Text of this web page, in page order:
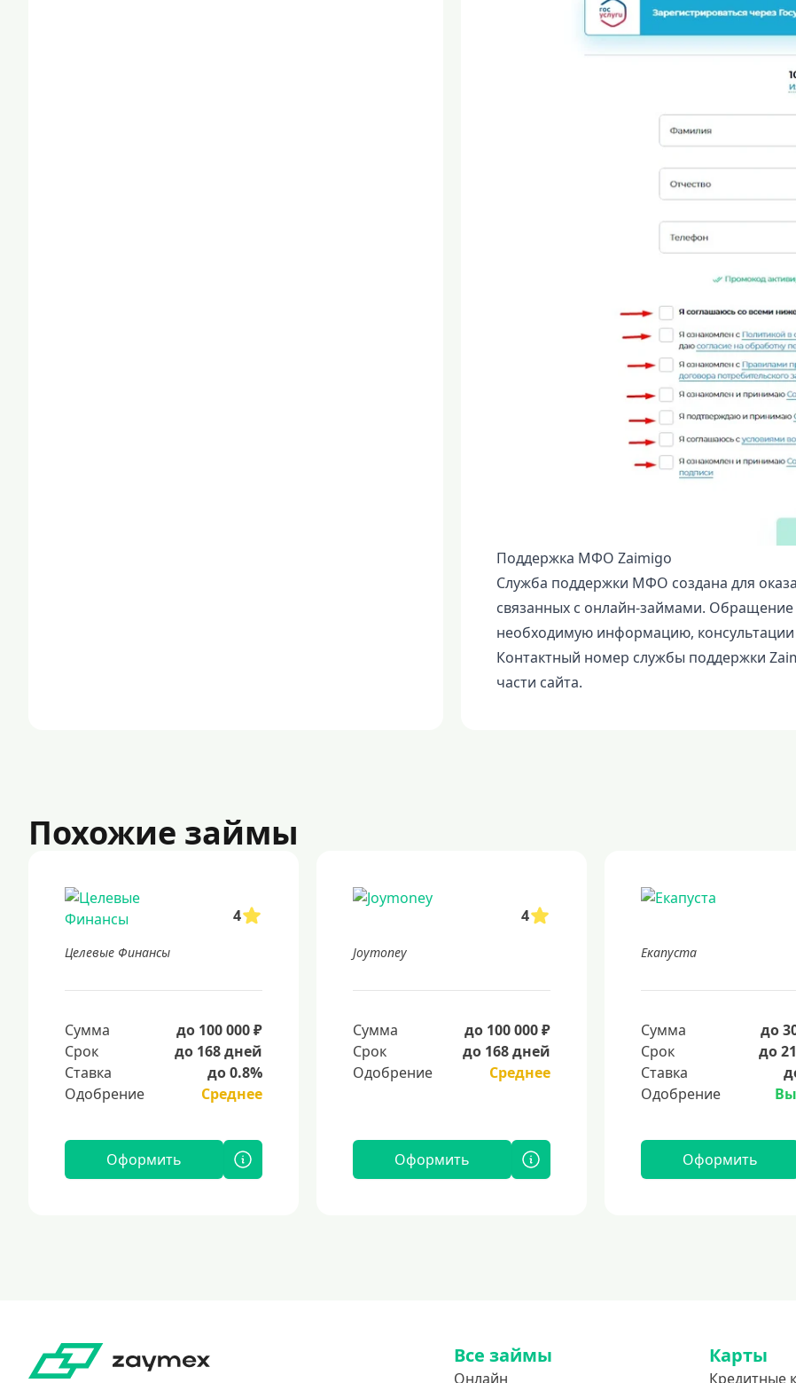
Поддержка МФО Zaimigo
Служба поддержки МФО создана для
связанных с онлайн-займами. Обращение
необходимую информацию,
Контактный номер службы поддержки
части сайта.
Похожие займы
4
Целевые Финансы
Сумма
до 100 000 ₽
Срок
до 168 дней
Ставка
до 0.8%
Одобрение
Среднее
Оформить
4
Joymoney
Сумма
до 100 000 ₽
Срок
до 168 дней
Одобрение
Среднее
Оформить
Екапуста
Сумма
до
Срок
до
Ставка
Одобрение
Оформить
Все займы
Онлайн
Карты
Кредитные